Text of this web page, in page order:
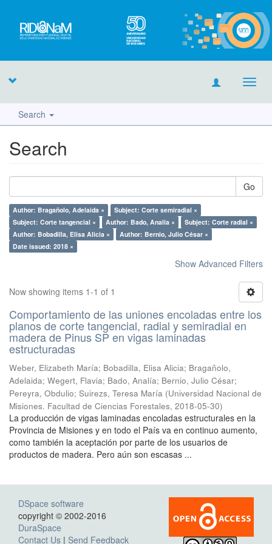
Search
Search
Go
Author: Bragañolo, Adelaida ×
Subject: Corte semiradial ×
Subject: Corte tangencial ×
Author: Bado, Analía ×
Subject: Corte radial ×
Author: Bobadilla, Elisa Alicia ×
Author: Bernio, Julio César ×
Date issued: 2018 ×
Show Advanced Filters
Now showing items 1-1 of 1
Comportamiento de las uniones encoladas entre los
planos de corte tangencial, radial y semiradial en
madera de Pinus SP en vigas laminadas
estructuradas
Weber, Elizabeth María; Bobadilla, Elisa Alicia; Bragañolo,
Adelaida; Wegert, Flavia; Bado, Analía; Bernio, Julio César;
Pereyra, Obdulio; Suirezs, Teresa María (Universidad Nacional de
Misiones. Facultad de Ciencias Forestales, 2018-05-30)
La producción de vigas laminadas encoladas estructurales en la
Provincia de Misiones y en todo el País va en continuo aumento,
como también la aceptación por parte de los usuarios de
productos de madera. Pero aún son escasas ...
DSpace software
copyright © 2002-2016
DuraSpace
Contact Us | Send Feedback